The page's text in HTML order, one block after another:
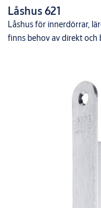
Låshus 621
Låshus för innerdörrar,
finns behov av direkt och